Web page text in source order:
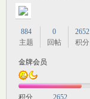
884
主题
0
回帖
2652
积分
金牌会员
积分 2652